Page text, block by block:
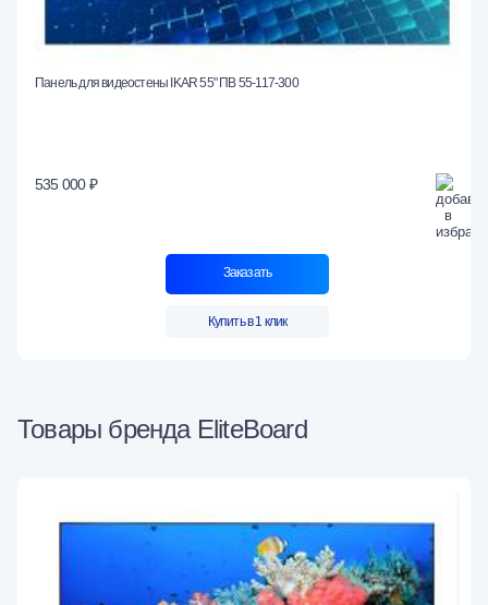
Панель для видеостены IKAR 55" ПВ 55-117-300
535 000 ₽
Заказать
Купить в 1 клик
Товары бренда EliteBoard